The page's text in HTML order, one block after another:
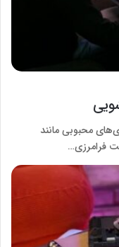
محبوبی مانند
فرامرزی…